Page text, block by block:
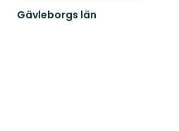
Gävleborgs län